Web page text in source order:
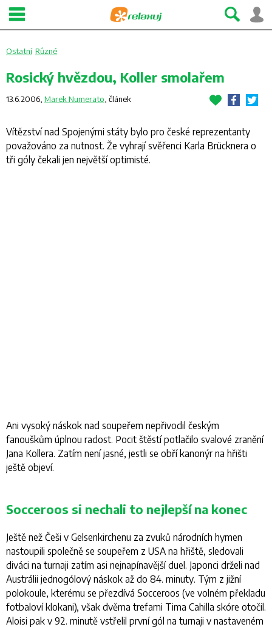
Ostatní Různé
Rosický hvězdou, Koller smolařem
13.6.2006, Marek Numerato článek
Vítězství nad Spojenými státy bylo pro české reprezentanty
považováno za nutnost. Že vyhrají svěřenci Karla Brücknera o
tři góly čekali jen největší optimisté.
Ani vysoký náskok nad soupeřem nepřivodil českým
fanouškům úplnou radost. Pocit štěstí potlačilo svalové zranění
Jana Kollera. Zatím není jasné, jestli se obří kanonýr na hřišti
ještě objeví.
Socceroos si nechali to nejlepší na konec
Ještě než Češi v Gelsenkirchenu za zvuků národních hymen
nastoupili společně se soupeřem z USA na hřiště, sledovali
diváci na turnaji zatím asi nejnapínavější duel. Japonci drželi nad
Austrálii jednogólový náskok až do 84. minuty. Tým z jižní
polokoule, kterému se přezdívá Socceroos (ve volném překladu
fotbaloví klokani), však dvěma trefami Tima Cahilla skóre otočil.
Aloisi pak v 92. minutě vstřelil první gól na turnaji v nastaveném